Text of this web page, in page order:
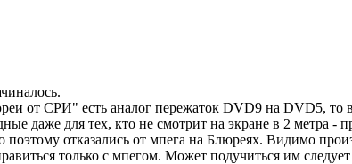
от СРИ" есть аналог пережаток DVD9 на DVD5,
даже для тех, кто не смотрит на экране в 2 метра -
отказались от мпега на Блюреях. Видимо
только с мпегом. Может подучиться им следует